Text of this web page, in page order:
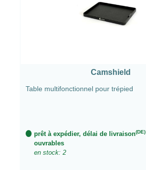
Camshield
Table multifonctionnel pour trépied
prêt à expédier, délai de livraison(DE)
ouvrables
en stock: 2